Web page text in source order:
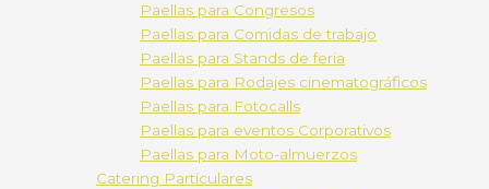
Paellas para Congresos
Paellas para Comidas de trabajo
Paellas para Stands de feria
Paellas para Rodajes cinematográficos
Paellas para Fotocalls
Paellas para eventos Corporativos
Paellas para Moto-almuerzos
Catering Particulares